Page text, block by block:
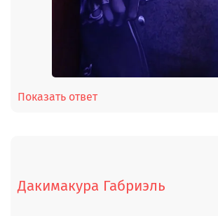
Показать ответ
Дакимакура Габриэль